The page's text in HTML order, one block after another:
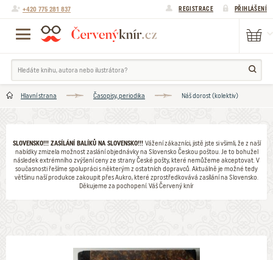
+420 775 281 837 REGISTRACE PŘIHLÁŠENÍ
Hlavní strana Časopisy, periodika Náš dorost (kolektiv)
SLOVENSKO!!! ZASÍLÁNÍ BALÍKŮ NA SLOVENSKO!!! Vážení zákazníci, jistě jste si všimli, že z naší
nabídky zmizela možnost zaslání objednávky na Slovensko Českou poštou. Je to bohužel
následek extrémního zvýšení ceny ze strany České pošty, které nemůžeme akceptovat. V
současnosti řešíme spolupráci s některým z ostatních dopravců. Aktuálně je možné tedy
většinu naší produkce zakoupit přes Aukro, které zprostředkovává zasílání na Slovensko.
Děkujeme za pochopení. Váš Červený knír